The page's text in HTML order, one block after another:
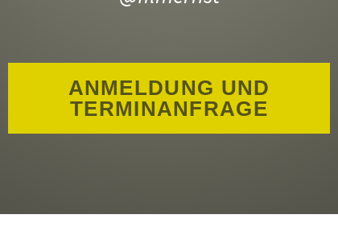
ANMELDUNG UND
TERMINANFRAGE